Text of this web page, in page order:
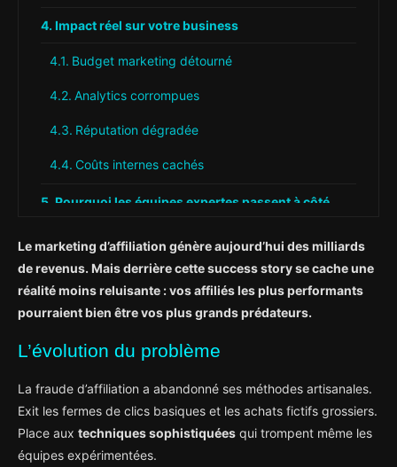
Impact réel sur votre business
Budget marketing détourné
Analytics corrompues
Réputation dégradée
Coûts internes cachés
Pourquoi les équipes expertes passent à côté
Recommandations pratiques
Le marketing d’affiliation génère aujourd’hui des milliards
de revenus. Mais derrière cette success story se cache une
réalité moins reluisante : vos affiliés les plus performants
pourraient bien être vos plus grands prédateurs.
L’évolution du problème
La fraude d’affiliation a abandonné ses méthodes artisanales.
Exit les fermes de clics basiques et les achats fictifs grossiers.
Place aux techniques sophistiquées qui trompent même les
équipes expérimentées.